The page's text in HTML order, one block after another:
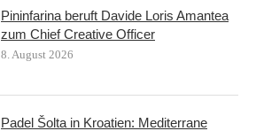
Pininfarina beruft Davide Loris Amantea
zum Chief Creative Officer
8. August 2026
Padel Šolta in Kroatien: Mediterrane